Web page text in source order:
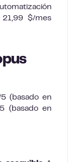
21,99 $/mes
(basado en
(basado en